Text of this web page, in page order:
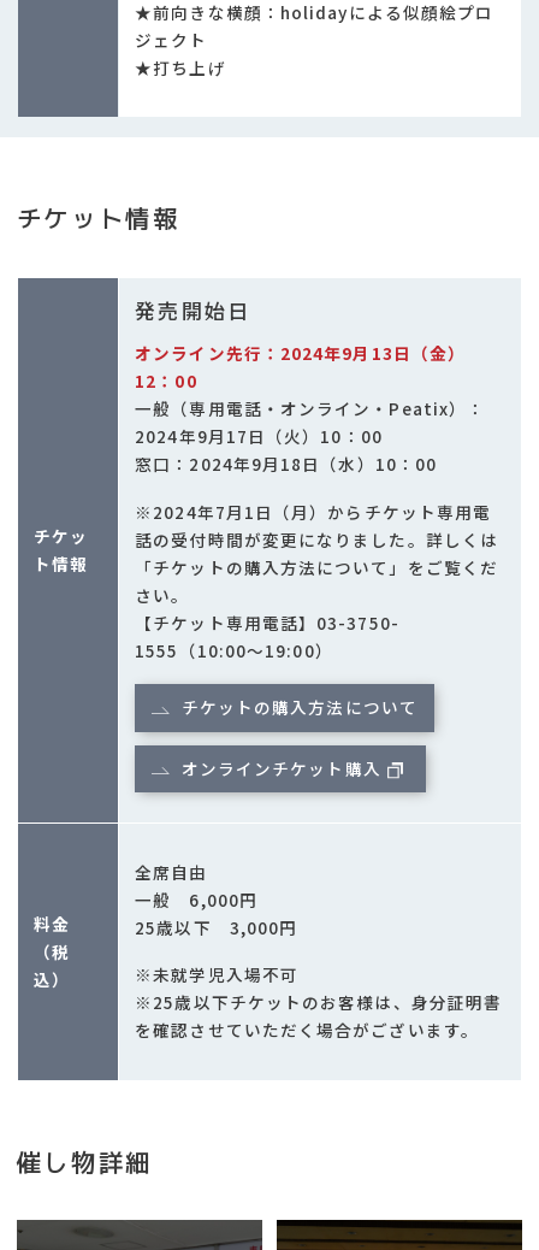
★前向きな横顔：holidayによる似顔絵プロ
ジェクト
★打ち上げ
チケット情報
チケッ
ト情報
発売開始日
オンライン先行：2024年9月13日（金）
12：00
一般（専用電話・オンライン・Peatix）：
2024年9月17日（火）10：00
窓口：2024年9月18日（水）10：00
※2024年7月1日（月）からチケット専用電
話の受付時間が変更になりました。詳しくは
「チケットの購入方法について」をご覧くだ
さい。
【チケット専用電話】03-3750-
1555（10:00～19:00）
チケットの購入方法について
オンラインチケット購入
料金
（税
込）
全席自由
一般 6,000円
25歳以下 3,000円
※未就学児入場不可
※25歳以下チケットのお客様は、身分証明書
を確認させていただく場合がございます。
催し物詳細